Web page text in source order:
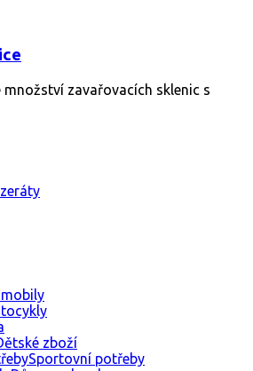
zavařovacích sklenic s
zboží
Sportovní potřeby